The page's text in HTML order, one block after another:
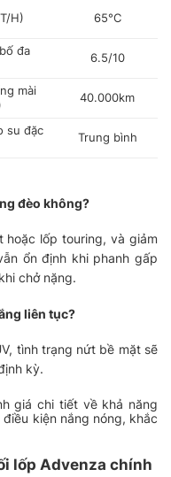
H) 65°C
đa
6.5/10
mài
40.000km
su đặc
Trung bình
đèo không?
hoặc lốp touring, và giảm
ổn định khi phanh gấp
chở nặng.
liên tục?
tình trạng nứt bề mặt sẽ
kỳ.
giá chi tiết về khả năng
kiện nắng nóng, khắc
lốp Advenza chính